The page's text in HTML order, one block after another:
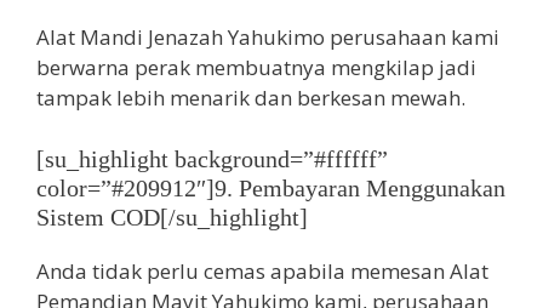
Alat Mandi Jenazah Yahukimo perusahaan kami
berwarna perak membuatnya mengkilap jadi
tampak lebih menarik dan berkesan mewah.
[su_highlight background=”#ffffff”
color=”#209912″]9. Pembayaran Menggunakan
Sistem COD[/su_highlight]
Anda tidak perlu cemas apabila memesan Alat
Pemandian Mayit Yahukimo kami, perusahaan